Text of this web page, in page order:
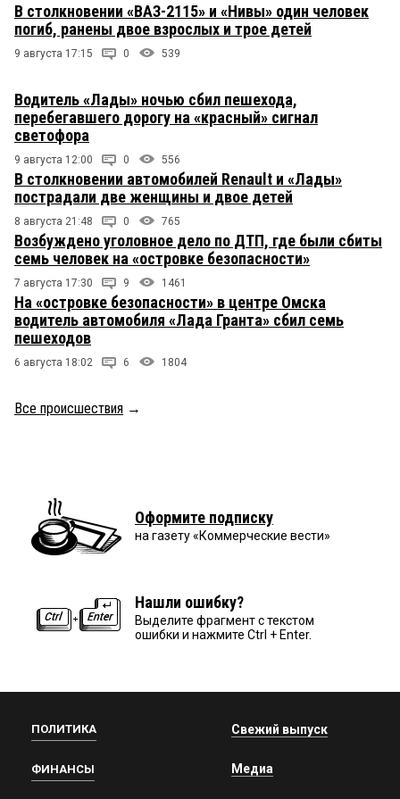
В столкновении «ВАЗ-2115» и «Нивы» один человек
погиб, ранены двое взрослых и трое детей
9 августа 17:15 0 539
Водитель «Лады» ночью сбил пешехода,
перебегавшего дорогу на «красный» сигнал
светофора
9 августа 12:00 0 556
В столкновении автомобилей Renault и «Лады»
пострадали две женщины и двое детей
8 августа 21:48 0 765
Возбуждено уголовное дело по ДТП, где были сбиты
семь человек на «островке безопасности»
7 августа 17:30 9 1461
На «островке безопасности» в центре Омска
водитель автомобиля «Лада Гранта» сбил семь
пешеходов
6 августа 18:02 6 1804
Все происшествия →
Оформите подписку
на газету «Коммерческие вести»
Нашли ошибку?
Выделите фрагмент с текстом
ошибки и нажмите Ctrl + Enter.
ПОЛИТИКА
ФИНАНСЫ
Свежий выпуск
Медиа